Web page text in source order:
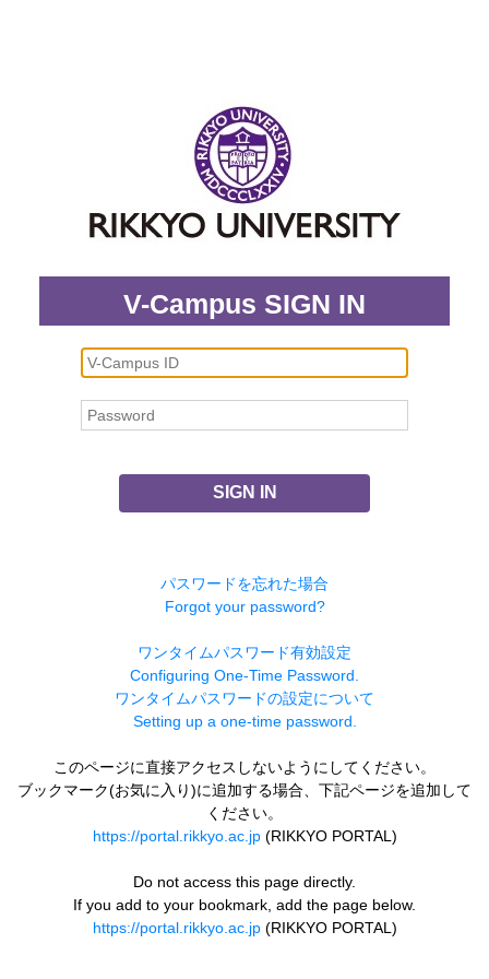
V-Campus SIGN IN
SIGN IN
パスワードを忘れた場合
Forgot your password?
ワンタイムパスワード有効設定
Configuring One-Time Password.
ワンタイムパスワードの設定について
Setting up a one-time password.
このページに直接アクセスしないようにしてください。
ブックマーク(お気に入り)に追加する場合、下記ページを追加して
ください。
https://portal.rikkyo.ac.jp(RIKKYO PORTAL)
Do not access this page directly.
If you add to your bookmark, add the page below.
https://portal.rikkyo.ac.jp(RIKKYO PORTAL)